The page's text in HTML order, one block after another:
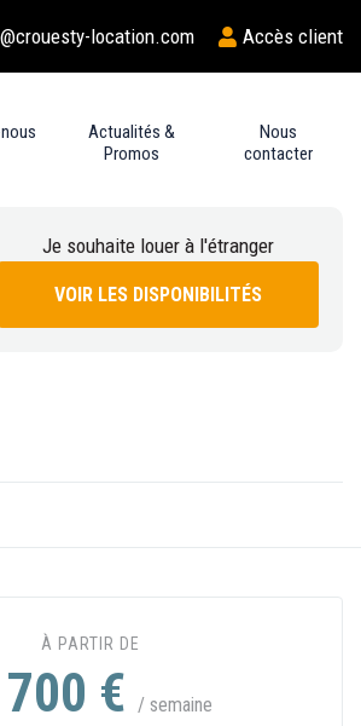
location.com Accès client
Actualités &
Promos
Nous
contacter
Je souhaite louer à l'étranger
VOIR LES DISPONIBILITÉS
À PARTIR DE
€ / semaine